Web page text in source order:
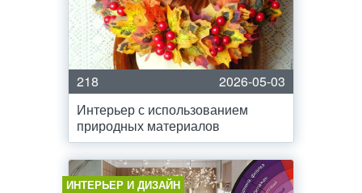
218
2026-05-03
Интерьер с использованием
природных материалов
ИНТЕРЬЕР И ДИЗАЙН